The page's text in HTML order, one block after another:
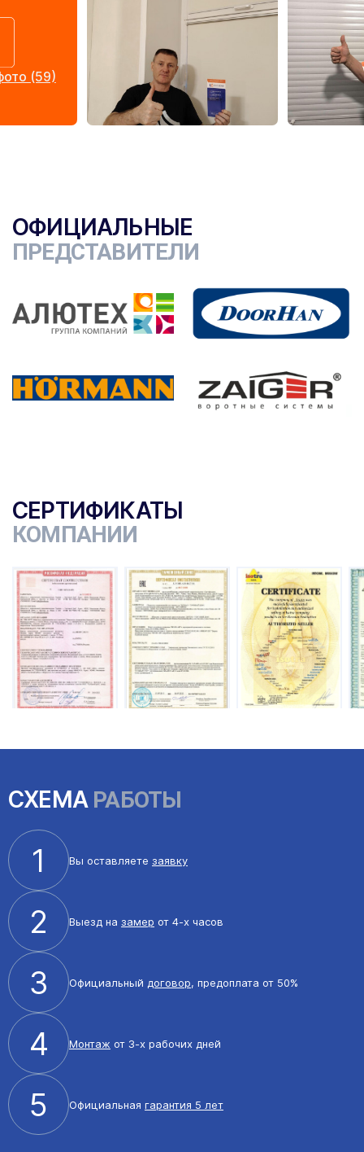
(59)
ОФИЦИАЛЬНЫЕ
ПРЕДСТАВИТЕЛИ
СЕРТИФИКАТЫ
КОМПАНИИ
СХЕМАРАБОТЫ
1 Вы оставляете заявку
2 Выезд на замер от 4-х часов
3 Официальный договор, предоплата от 50%
4 Монтаж от 3-х рабочих дней
5 Официальная гарантия 5 лет